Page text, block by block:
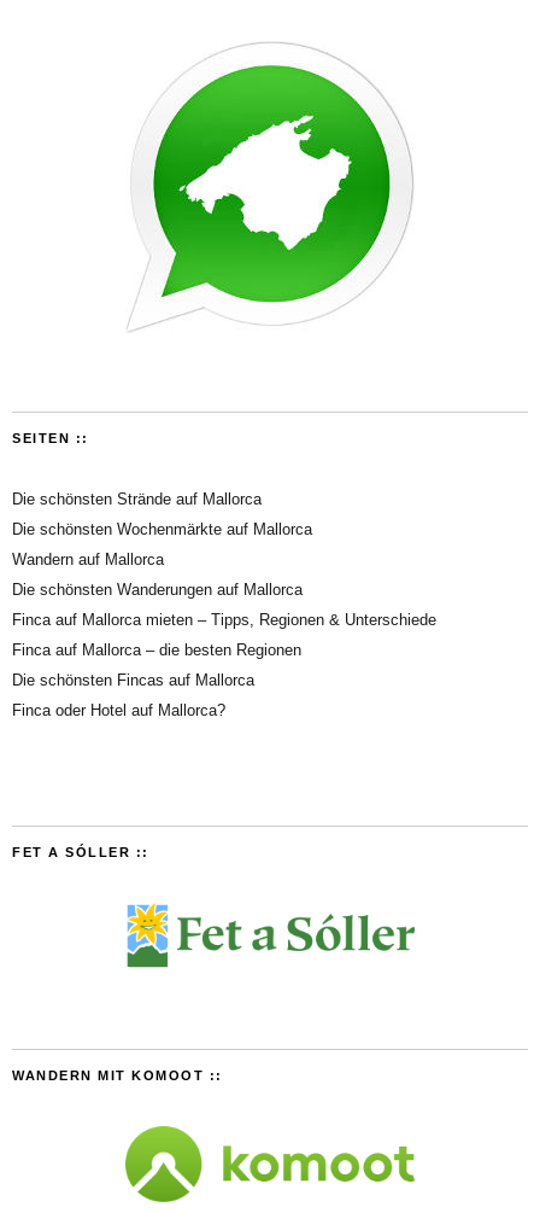
SEITEN ::
Die schönsten Strände auf Mallorca
Die schönsten Wochenmärkte auf Mallorca
Wandern auf Mallorca
Die schönsten Wanderungen auf Mallorca
Finca auf Mallorca mieten – Tipps, Regionen & Unterschiede
Finca auf Mallorca – die besten Regionen
Die schönsten Fincas auf Mallorca
Finca oder Hotel auf Mallorca?
FET A SÓLLER ::
WANDERN MIT KOMOOT ::